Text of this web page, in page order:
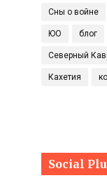
Сны о войне
ЮО блог
Северный
Кахетия
Social